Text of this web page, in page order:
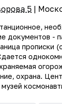
5 |
документов -
прописки
охрана.